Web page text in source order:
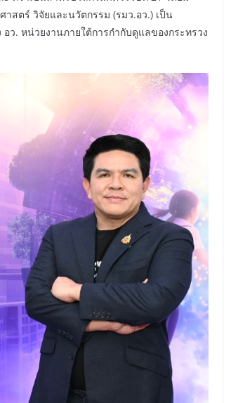
สตร์ วิจัยและนวัตกรรม (รมว.อว.) เป็น
. หน่วยงานภายใต้การกำกับดูแลของกระทรวง